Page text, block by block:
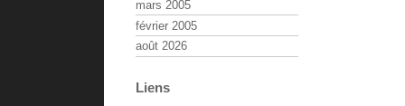
mars 2005
février 2005
août 2026
Liens